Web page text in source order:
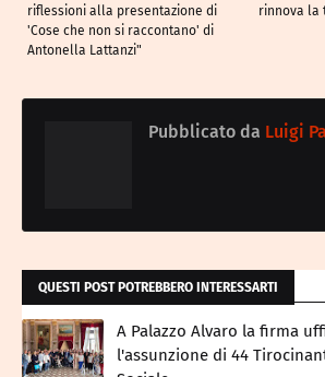
rinnova la
riflessioni alla presentazione di
'Cose che non si raccontano' di
Antonella Lattanzi"
Pubblicato da Luigi
QUESTI POST POTREBBERO INTERESSARTI
A Palazzo Alvaro la firma
l'assunzione di 44